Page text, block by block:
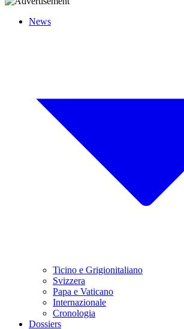
News
Ticino e Grigionitaliano
Svizzera
Papa e Vaticano
Internazionale
Cronologia
Dossiers